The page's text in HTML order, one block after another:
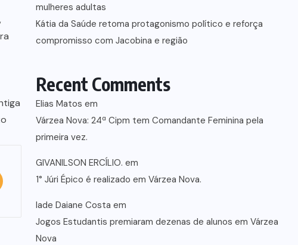
mulheres adultas
Kátia da Saúde retoma protagonismo político e reforça
compromisso com Jacobina e região
Recent Comments
Elias Matos em
Várzea Nova: 24ª Cipm tem Comandante Feminina pela
primeira vez.
GIVANILSON ERCÍLIO. em
1° Júri Épico é realizado em Várzea Nova.
lade Daiane Costa em
Jogos Estudantis premiaram dezenas de alunos em Várzea
Nova